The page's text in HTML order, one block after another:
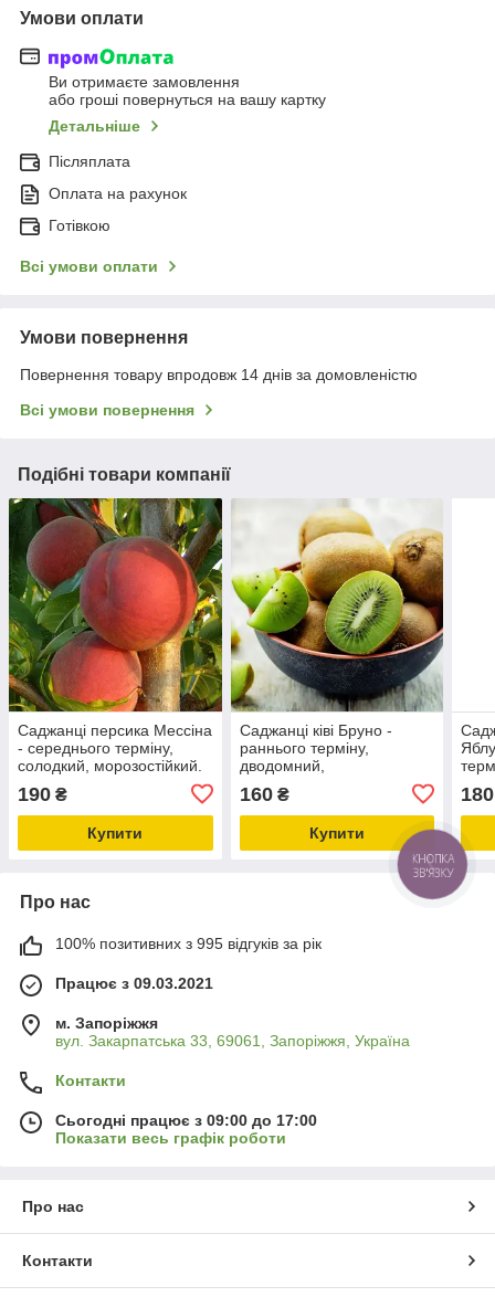
Умови оплати
Ви отримаєте замовлення
або гроші повернуться на вашу картку
Детальніше
Післяплата
Оплата на рахунок
Готівкою
Всі умови оплати
Умови повернення
Повернення товару впродовж 14 днів за домовленістю
Всі умови повернення
Подібні товари компанії
Саджанці персика Мессіна
- середнього терміну,
солодкий, морозостійкий.
190 ₴
Купити
Саджанці ківі Бруно -
раннього терміну,
дводомний,
морозостійкий(однорічний)
160₴
Купити
180
Про нас
100% позитивних з 995 відгуків за рік
Працює з 09.03.2021
м. Запоріжжя
вул. Закарпатська 33, 69061, Запоріжжя, Україна
Контакти
Сьогодні працює з 09:00 до 17:00
Показати весь графік роботи
Про нас
Контакти